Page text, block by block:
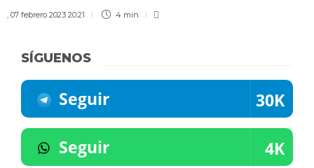
07 febrero 2023 20:21 4 min
SÍGUENOS
Seguir 30K
Seguir 4K